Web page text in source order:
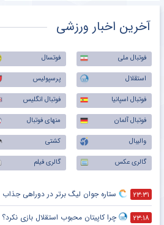
آخرین اخبار ورزشی
فوتبال ملی فوتسال
استقلال
پرسپولیس
فوتبال اسپانیا
فوتبال انگلیس
فوتبال آلمان
منهای فوتبال
والیبال
کشتی
گالری عکس
گالری فیلم
۲۳:۳۱ ستاره جوان لیگ برتر در دوراهی
۲۳:۱۸ چرا کاپیتان محبوب استقلال بازی نکرد؟